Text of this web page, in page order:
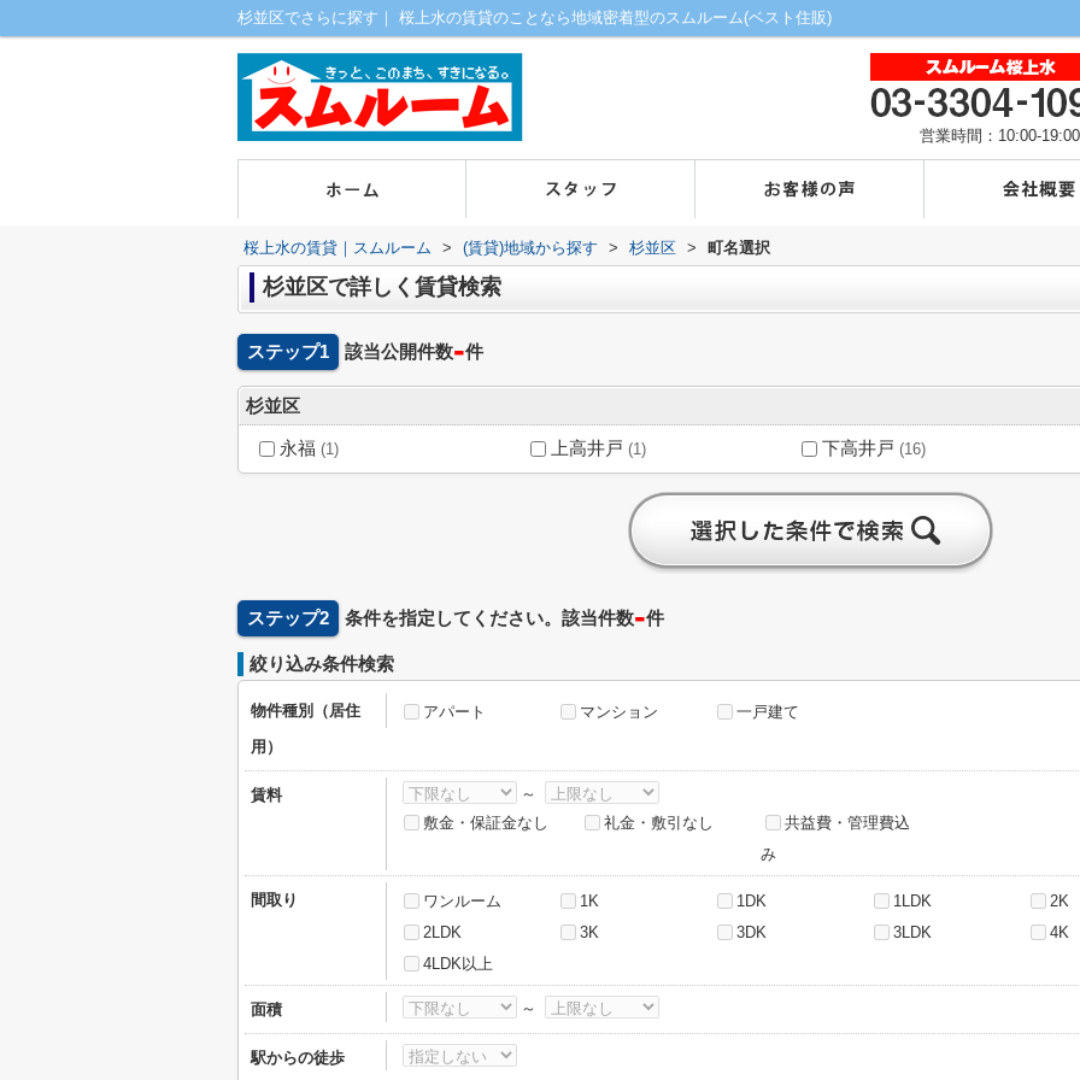
杉並区でさらに探す｜ 桜上水の賃貸のことなら地域密着型のスムルーム(ベスト住販)
営業時間：10:00-19:00
桜上水の賃貸｜スムルーム > (賃貸)地域から探す > 杉並区 > 町名選択
杉並区で詳しく賃貸検索
ステップ1 該当公開件数-件
杉並区
永福 (1) 上高井戸 (1) 下高井戸 (16)
ステップ2 条件を指定してください。該当件数-件
絞り込み条件検索
物件種別（居住
用）
アパート マンション 一戸建て
賃料
～
敷金・保証金なし
礼金・敷引なし
共益費・管理費込
み
間取り ワンルーム 1K 1DK 1LDK 2K
2LDK
3K 3DK 3LDK 4K
4LDK以上
面積 ～
駅からの徒歩